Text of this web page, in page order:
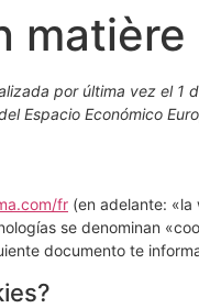
por última vez el 1
Espacio Económico
fr (en adelante:
se denominan
documento te